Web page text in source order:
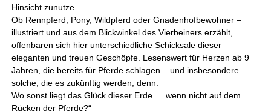
Hinsicht zunutze.
Ob Rennpferd, Pony, Wildpferd oder Gnadenhofbewohner –
illustriert und aus dem Blickwinkel des Vierbeiners erzählt,
offenbaren sich hier unterschiedliche Schicksale dieser
eleganten und treuen Geschöpfe. Lesenswert für Herzen ab 9
Jahren, die bereits für Pferde schlagen – und insbesondere
solche, die es zukünftig werden, denn:
Wo sonst liegt das Glück dieser Erde … wenn nicht auf dem
Rücken der Pferde?“